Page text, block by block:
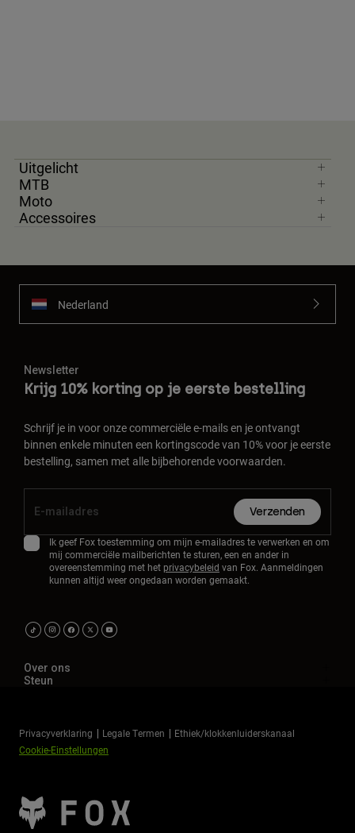
Uitgelicht
MTB
Moto
Accessoires
Nederland
Newsletter
Krijg 10% korting op je eerste bestelling
Schrijf je in voor onze commerciële e-mails en je ontvangt
binnen enkele minuten een kortingscode van 10% voor je eerste
bestelling, samen met alle bijbehorende voorwaarden.
Verzenden
Ik geef Fox toestemming om mijn e-mailadres te verwerken en om
mij commerciële mailberichten te sturen, een en ander in
overeenstemming met het privacybeleid van Fox. Aanmeldingen
kunnen altijd weer ongedaan worden gemaakt.
Over ons
Steun
Privacyverklaring Legale Termen
Ethiek/klokkenluiderskanaal
Cookie-Einstellungen